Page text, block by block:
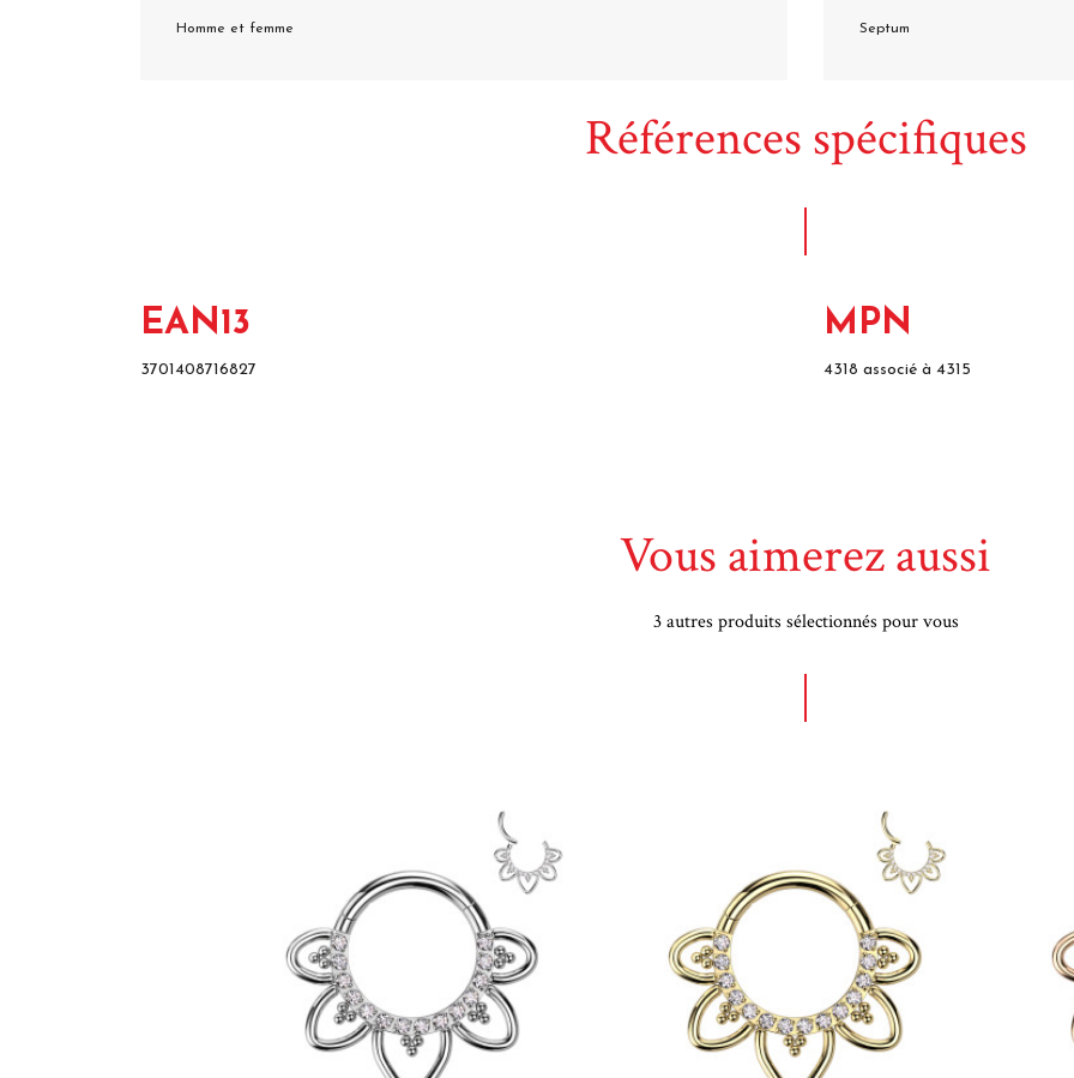
Homme et femme Septum
Références spécifiques
EAN13
3701408716827
MPN
4318 associé à 4315
Vous aimerez aussi
3 autres produits sélectionnés pour vous